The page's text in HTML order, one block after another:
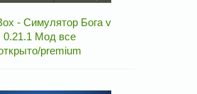
- Симулятор Бога v
0.21.1 Мод все
premium